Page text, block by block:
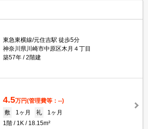
東急東横線/元住吉駅 徒歩5分
神奈川県川崎市中原区木月４丁目
築57年
2階建
4.5万円(管理費等：--)
敷
1ヶ月 礼
1ヶ月
1階
1K 18.15m²